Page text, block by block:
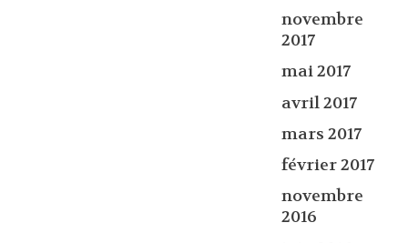
novembre
2017
mai 2017
avril 2017
mars 2017
février 2017
novembre
2016